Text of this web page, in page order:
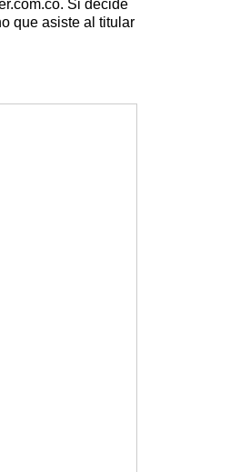
Si decide
que asiste al titular